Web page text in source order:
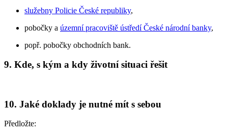
služebny Policie České republiky,
pobočky a územní pracoviště ústředí České národní banky,
popř. pobočky obchodních bank.
9. Kde, s kým a kdy životní situaci řešit
10. Jaké doklady je nutné mít s sebou
Předložte: